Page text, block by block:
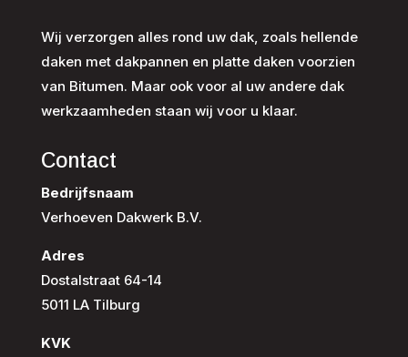
Wij verzorgen alles rond uw dak, zoals hellende
daken met dakpannen en platte daken voorzien
van Bitumen. Maar ook voor al uw andere dak
werkzaamheden staan wij voor u klaar.
Contact
Bedrijfsnaam
Verhoeven Dakwerk B.V.
Adres
Dostalstraat 64-14
5011 LA Tilburg
KVK